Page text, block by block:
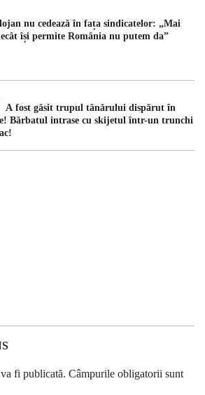
nu cedează în fața sindicatelor: „Mai
își permite România nu putem da”
A fost găsit trupul tânărului dispărut în
Bărbatul intrase cu skijetul într-un trunchi
fi publicată. Câmpurile obligatorii sunt